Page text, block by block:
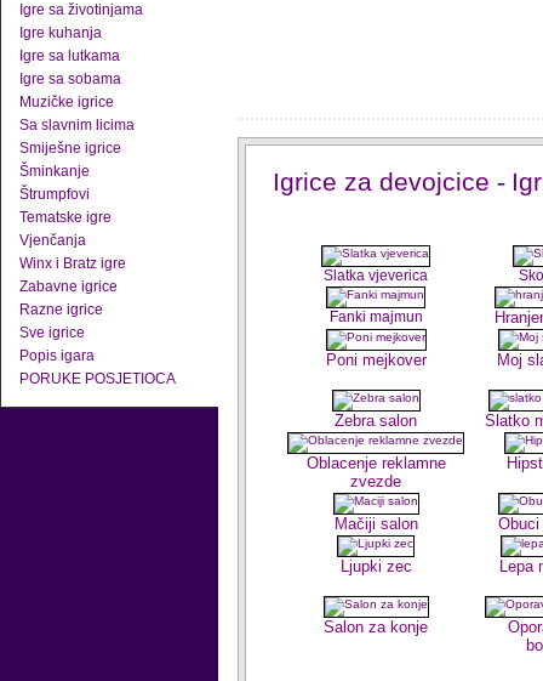
Igre sa životinjama
Igre kuhanja
Igre sa lutkama
Igre sa sobama
Muzičke igrice
Sa slavnim licima
Smiješne igrice
Šminkanje
Štrumpfovi
Tematske igre
Vjenčanja
Winx i Bratz igre
Zabavne igrice
Razne igrice
Sve igrice
Popis igara
PORUKE POSJETIOCA
Igrice za devojcice -
Slatka vjeverica
Fanki majmun
Poni mejkover Moj
Zebra salon Slatko
Oblacenje reklamne
zvezde
Mačiji salon
Ljupki zec Lepa
Salon za konje